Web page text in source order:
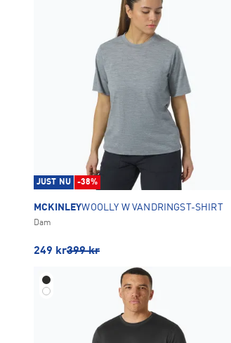
JUST NU -38%
MCKINLEYWOOLLY W VANDRINGST-SHIRT
Dam
249 kr399 kr